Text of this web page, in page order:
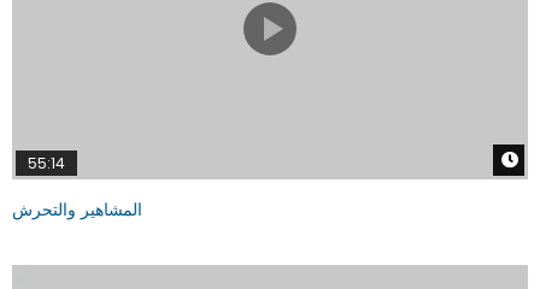
55:14
المشاهير والتحرش